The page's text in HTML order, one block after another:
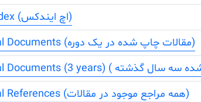
h-index (اچ ایندکس)
Total Documents (مقالات چاپ شده در یک دوره)
Total References (همه مراجع موجود در مقالات)